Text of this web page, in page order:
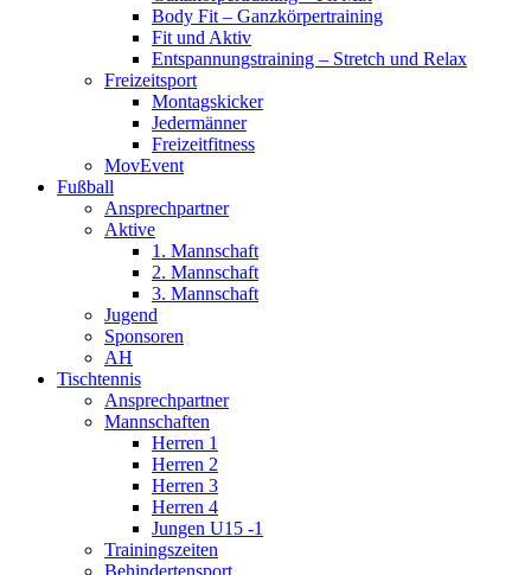
Body Fit – Ganzkörpertraining
Fit und Aktiv
Entspannungstraining – Stretch und Relax
Freizeitsport
Montagskicker
Jedermänner
Freizeitfitness
MovEvent
Fußball
Ansprechpartner
Aktive
1. Mannschaft
2. Mannschaft
3. Mannschaft
Jugend
Sponsoren
AH
Tischtennis
Ansprechpartner
Mannschaften
Herren 1
Herren 2
Herren 3
Herren 4
Jungen U15 -1
Trainingszeiten
Behindertensport